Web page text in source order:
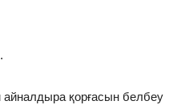
айналдыра қорғасын белбеу